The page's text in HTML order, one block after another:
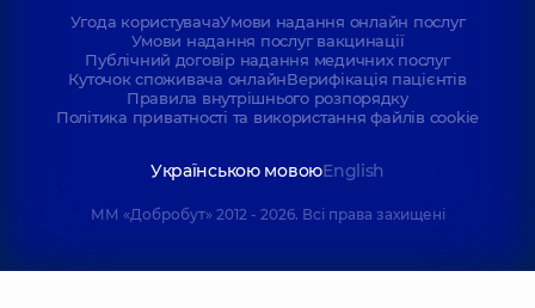
Угода користувачаУмови надання онлайн послуг
Умови надання послуг вакцинації
Публічний договір надання медичних послуг
Куточок споживача онлайнВерифікація пацієнтів
Правила внутрішнього розпорядку
Політика приватності та використання файлів cookie
Українською мовоюEnglish
ММ «Добробут» 2012 - 2026. Всі права захищені